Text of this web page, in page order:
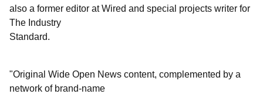
also a former editor at Wired and special projects writer for
The Industry
Standard.
"Original Wide Open News content, complemented by a
network of brand-name